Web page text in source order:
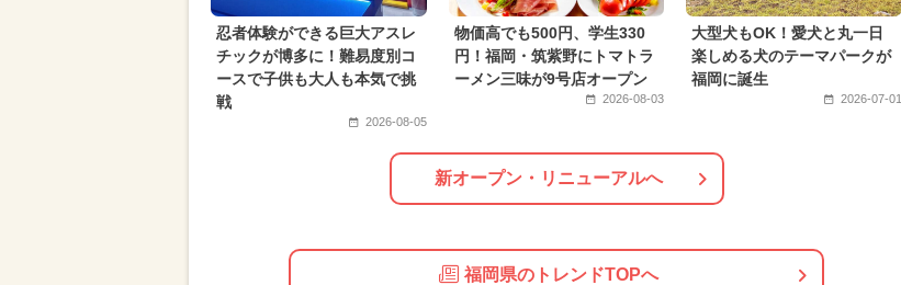
2024年1月のイベント グルメフェス 2026年9月のイベント アート
忍者体験ができる巨大アスレ
チックが博多に！難易度別コ
ースで子供も大人も本気で挑
戦
2026-08-05
物価高でも500円、学生330
円！福岡・筑紫野にトマトラ
ーメン三味が9号店オープン
2026-08-03
大型犬もOK！愛犬と丸一日
楽しめる犬のテーマパークが
福岡に誕生
2026-07-01
新オープン・リニューアルへ
福岡県のトレンドTOPへ